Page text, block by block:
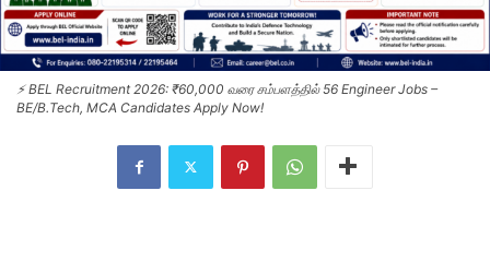
⚡ BEL Recruitment 2026: ₹60,000 வரை சம்பளத்தில் 56 Engineer Jobs –
BE/B.Tech, MCA Candidates Apply Now!